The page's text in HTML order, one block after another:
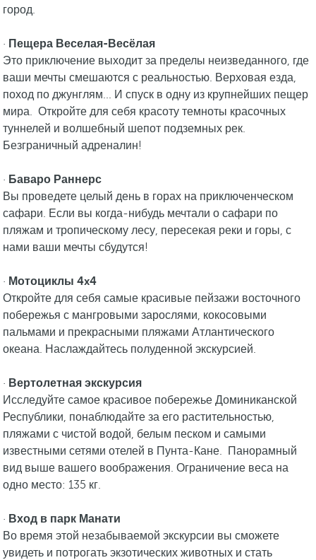
город.
· Пещера Веселая-Весёлая
Это приключение выходит за пределы неизведанного, где
ваши мечты смешаются с реальностью. Верховая езда,
поход по джунглям... И спуск в одну из крупнейших пещер
мира. Откройте для себя красоту темноты красочных
туннелей и волшебный шепот подземных рек.
Безграничный адреналин!
· Баваро Раннерс
Вы проведете целый день в горах на приключенческом
сафари. Если вы когда-нибудь мечтали о сафари по
пляжам и тропическому лесу, пересекая реки и горы, с
нами ваши мечты сбудутся!
· Мотоциклы 4x4
Откройте для себя самые красивые пейзажи восточного
побережья с мангровыми зарослями, кокосовыми
пальмами и прекрасными пляжами Атлантического
океана. Наслаждайтесь полуденной экскурсией.
· Вертолетная экскурсия
Исследуйте самое красивое побережье Доминиканской
Республики, понаблюдайте за его растительностью,
пляжами с чистой водой, белым песком и самыми
известными сетями отелей в Пунта-Кане. Панорамный
вид выше вашего воображения. Ограничение веса на
одно место: 135 кг.
· Вход в парк Манати
Во время этой незабываемой экскурсии вы сможете
увидеть и потрогать экзотических животных и стать